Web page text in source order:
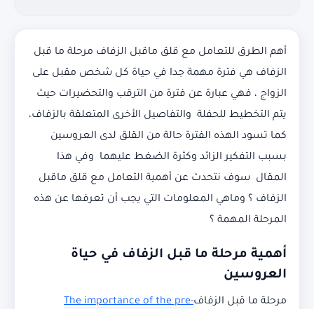
أهم الطرق للتعامل مع قلق ماقبل الزفاف مرحلة ما قبل
الزفاف هي فترة مهمة جدا في حياة كل شخص مقبل على
الزواج ، فهي عبارة عن فترة من الترقب والتحضيرات حيث
يتم التخطيط للحفلة والتفاصيل الأخرى المتعلقة بالزفاف،
كما تسود الهذه الفترة حالة من القلق لدى العروسين
بسبب التفكير الزائد وكثرة الضغط عليهما وفي هذا
المقال سوف نتحدث عن أهمية التعامل مع قلق ماقبل
الزفاف ؟ وماهي المعلومات التي يجب أن تعرفها عن هذه
المرحلة المهمة ؟
أهمية مرحلة ما قبل الزفاف في حياة
العروسين
مرحلة ما قبل الزفافThe importance of the pre-